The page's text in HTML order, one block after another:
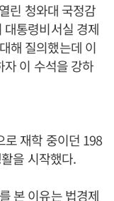
린 청와대 국정감
통령비서실 경제
해 질의했는데 이
이 수석을 강하
로 재학 중이던 198
을 시작했다.
본 이유는 법경제